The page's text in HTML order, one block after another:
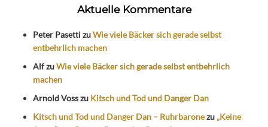
Aktuelle Kommentare
Peter PasettizuWie viele Bäcker sich gerade selbst
entbehrlich machen
AlfzuWie viele Bäcker sich gerade selbst entbehrlich
machen
Arnold Vosszu Kitsch und Tod und Danger Dan
Kitsch und Tod und Danger Dan – Ruhrbaronezu „Keine